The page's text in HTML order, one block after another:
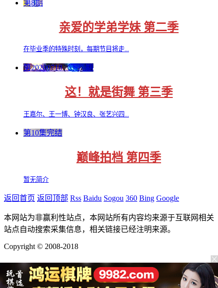
第8期
亲爱的学弟学妹 第二季
在毕业季的特殊时刻，每期节目将走...
第20200718（下）期
这！就是街舞 第三季
王嘉尔、王一博、钟汉良、张艺兴四...
第10集完结
巅峰拍档 第四季
暂无简介
返回首页 返回顶部 Rss Baidu Sogou 360 Bing Google
本网站为非赢利性站点，本网站所有内容均来源于互联网相关
站点自动搜索采集信息，相关链接已经注明来源。
Copyright © 2008-2018